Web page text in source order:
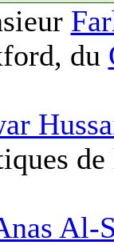
du
de
Al-